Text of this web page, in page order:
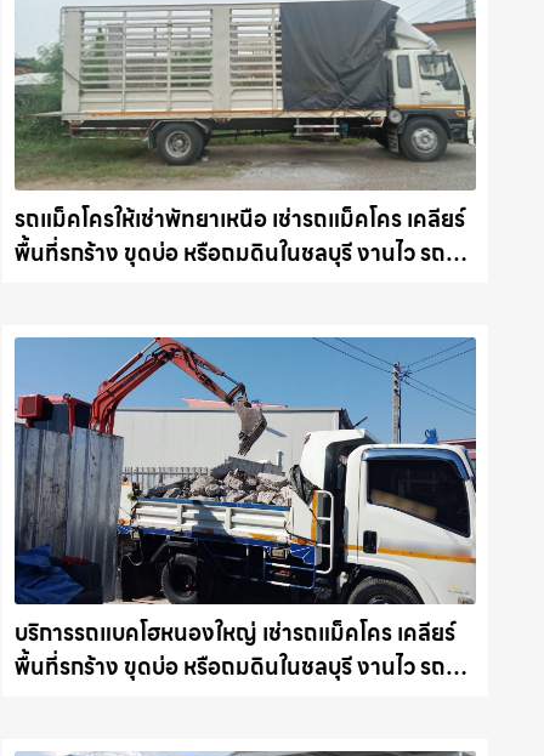
รถแม็คโครให้เช่าพัทยาเหนือ เช่ารถแม็คโคร เคลียร์
พื้นที่รกร้าง ขุดบ่อ หรือถมดินในชลบุรี งานไว รถ
บริการรถแบคโฮหนองใหญ่ เช่ารถแม็คโคร เคลียร์
พื้นที่รกร้าง ขุดบ่อ หรือถมดินในชลบุรี งานไว รถ